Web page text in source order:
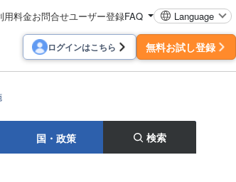
用料金お問合せユーザー登録FAQ Language
ログインはこちら 無料お試し登録
国・政策 検索